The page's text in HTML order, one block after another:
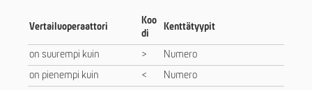
Vertailuoperaattori
Koo
di
Kenttätyypit
on suurempi kuin >
Numero
on pienempi kuin
<
Numero